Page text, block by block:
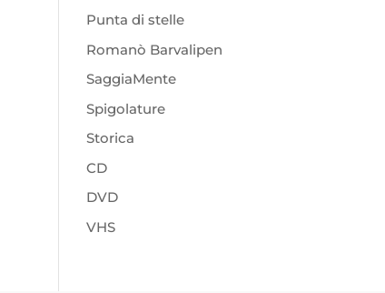
Punta di stelle
Romanò Barvalipen
SaggiaMente
Spigolature
Storica
CD
DVD
VHS